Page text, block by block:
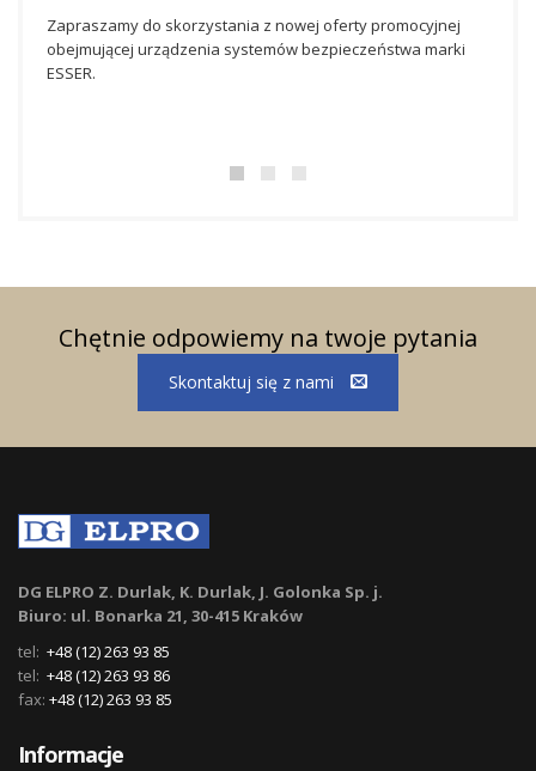
Zapraszamy do skorzystania z czerwcowej oferty
promocyjnej obejmującej urządzenia systemów
bezpieczeństwa marki ESSER.
Chętnie odpowiemy na twoje pytania
Skontaktuj się z nami
DG ELPRO Z. Durlak, K. Durlak, J. Golonka Sp. j.
Biuro: ul. Bonarka 21, 30-415 Kraków
tel: +48 (12) 263 93 85
tel: +48 (12) 263 93 86
fax: +48 (12) 263 93 85
Informacje